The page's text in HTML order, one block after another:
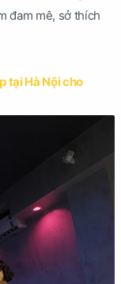
đam mê, sở thích
tại Hà Nội cho